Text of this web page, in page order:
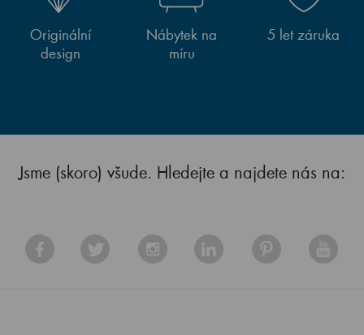
Originální
design
Nábytek na
míru
5 let záruka
Jsme (skoro) všude. Hledejte a najdete nás na: